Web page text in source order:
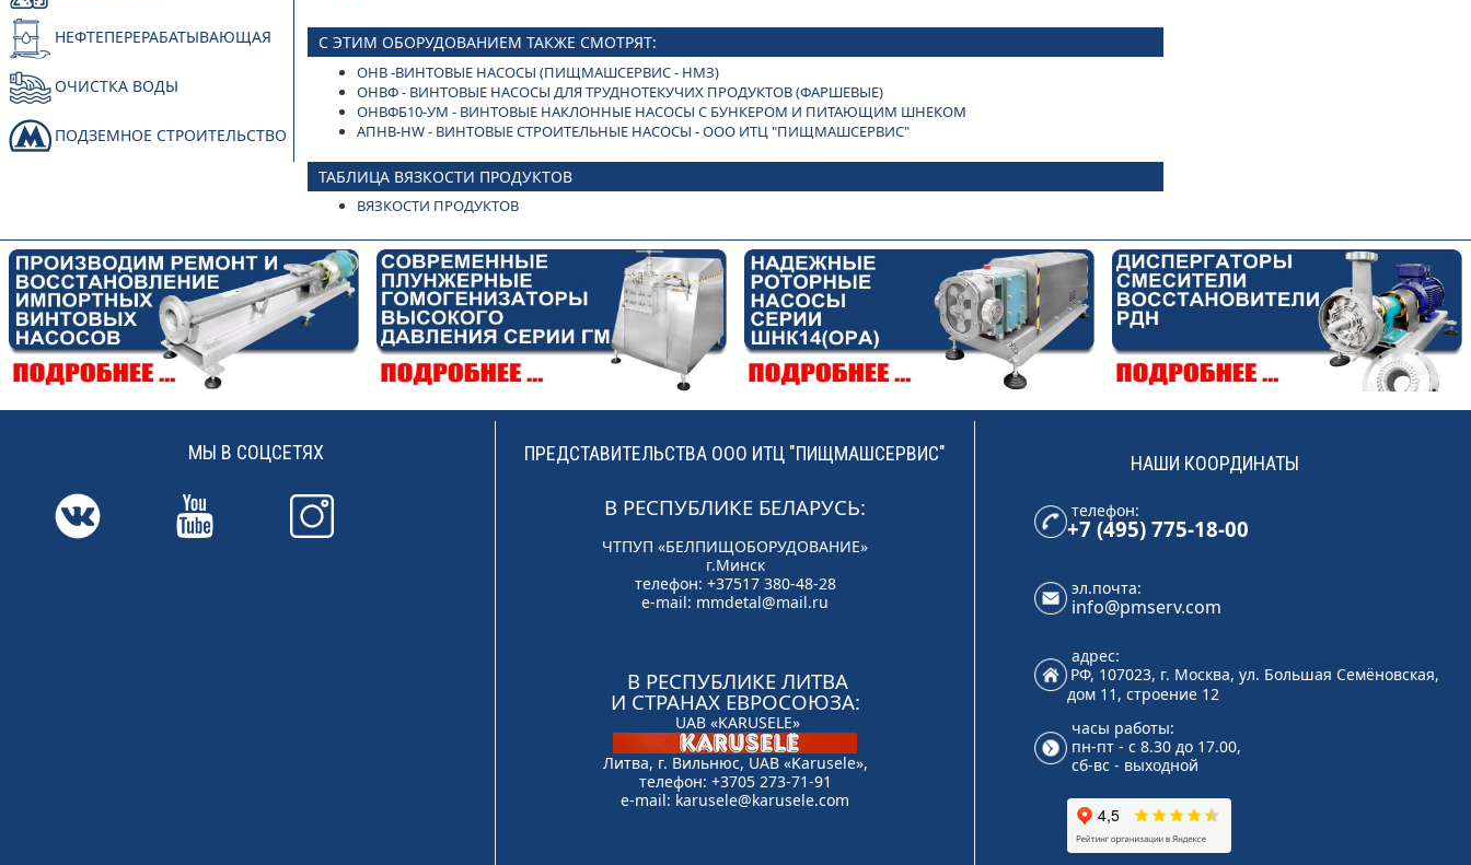
НЕФТЕПЕРЕРАБАТЫВАЮЩАЯ
ОЧИСТКА ВОДЫ
ПОДЗЕМНОЕ СТРОИТЕЛЬСТВО
С ЭТИМ ОБОРУДОВАНИЕМ ТАКЖЕ СМОТРЯТ:
ОНВ -ВИНТОВЫЕ НАСОСЫ (ПИЩМАШСЕРВИС - НМЗ)
ОНВФ - ВИНТОВЫЕ НАСОСЫ ДЛЯ ТРУДНОТЕКУЧИХ ПРОДУКТОВ (ФАРШЕВЫЕ)
ОНВФБ10-УМ - ВИНТОВЫЕ НАКЛОННЫЕ НАСОСЫ С БУНКЕРОМ И ПИТАЮЩИМ ШНЕКОМ
АПНВ-HW - ВИНТОВЫЕ СТРОИТЕЛЬНЫЕ НАСОСЫ - ООО ИТЦ "ПИЩМАШСЕРВИС"
ТАБЛИЦА ВЯЗКОСТИ ПРОДУКТОВ
ВЯЗКОСТИ ПРОДУКТОВ
МЫ В СОЦСЕТЯХ ПРЕДСТАВИТЕЛЬСТВА ООО ИТЦ "ПИЩМАШСЕРВИС"
В РЕСПУБЛИКЕ БЕЛАРУСЬ:
ЧТПУП «БЕЛПИЩОБОРУДОВАНИЕ»
г.Минск
телефон: +37517 380-48-28
e-mail: mmdetal@mail.ru
В РЕСПУБЛИКЕ ЛИТВА
И СТРАНАХ ЕВРОСОЮЗА:
UAB «KARUSELE»
Литва, г. Вильнюс, UAB «Karusele»,
телефон: +3705 273-71-91
e-mail: karusele@karusele.com
НАШИ КООРДИНАТЫ
телефон:
+7 (495) 775-18-00
эл.почта:
info@pmserv.com
адрес:
РФ, 107023, г. Москва, ул. Большая Семёновская,
дом 11, строение 12
часы работы:
пн-пт - с 8.30 до 17.00,
сб-вс - выходной